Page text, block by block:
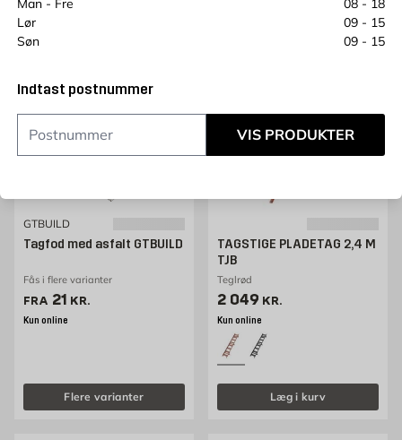
Man - Fre
08 - 18
Lør
09 - 15
Søn
09 - 15
Indtast postnummer
VIS PRODUKTER
Flere varianter
GTBUILD
Tagfod med asfalt GTBUILD
Fås i flere varianter
FRA Pris 21 kr. /stk
21 KR.
Kun online
Flere varianter
TAGSTIGE PLADETAG 2,4 M
TJB
Teglrød
Pris 2049 kr. /stk
2 049 KR.
Kun online
Læg i kurv